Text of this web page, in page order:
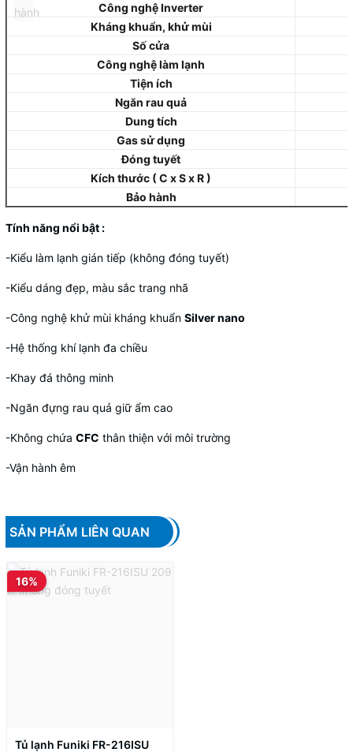
Công nghệ Inverter
Kháng khuẩn, khử mùi
Số cửa
Công nghệ làm lạnh
Tiện ích
Ngăn rau quả
Dung tích
Gas sử dụng
Đóng tuyết
Kích thước ( C x S x R )
Bảo hành
Tính năng nổi bật :
-Kiểu làm lạnh gián tiếp (không đóng tuyết)
-Kiểu dáng đẹp, màu sắc trang nhã
-Công nghệ khử mùi kháng khuẩn Silver nano
-Hệ thống khí lạnh đa chiều
-Khay đá thông minh
-Ngăn đựng rau quả giữ ẩm cao
-Không chứa CFC thân thiện với môi trường
-Vận hành êm
SẢN PHẨM LIÊN QUAN
16%
Tủ lạnh Funiki FR-216ISU